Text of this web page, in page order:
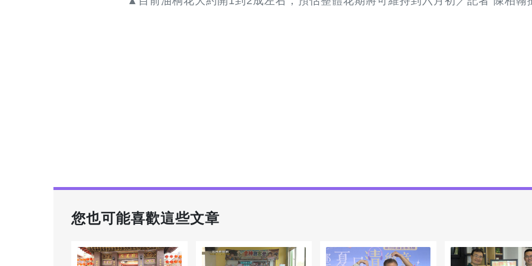
您也可能喜歡這些文章